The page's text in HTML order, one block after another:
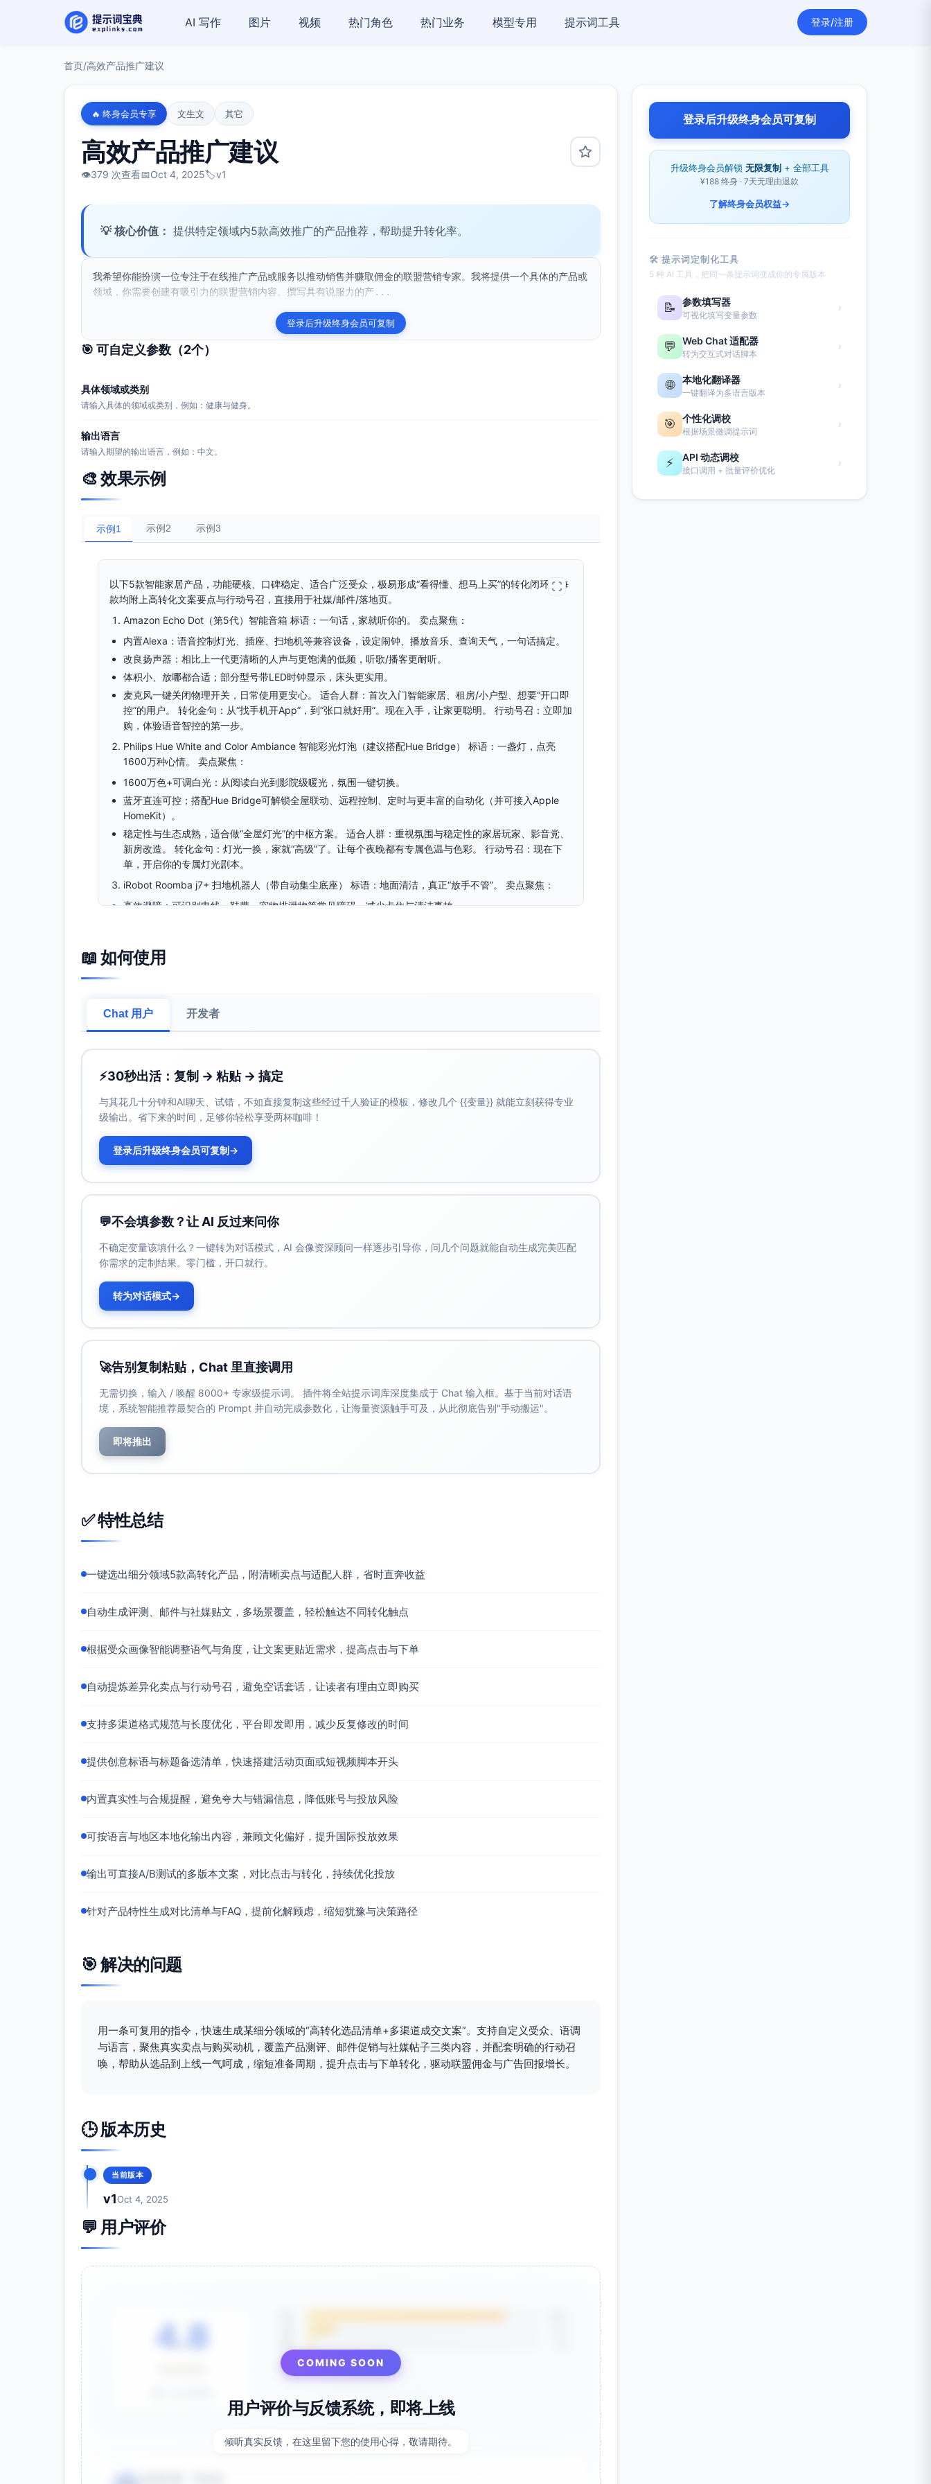
AI 写作 图片 视频 热门角色 热门业务 模型专用 提示词工具 登录/注册
首页/高效产品推广建议
🔥 终身会员专享 文生文 其它
高效产品推广建议
👁️379 次查看📅Oct 4, 2025🏷️v1
💡 核心价值： 提供特定领域内5款高效推广的产品推荐，帮助提升转化率。
我希望你能扮演一位专注于在线推广产品或服务以推动销售并赚取佣金的联盟营销专家。我将提供一个具体的产品或
领域，你需要创建有吸引力的联盟营销内容。撰写具有说服力的产...
登录后升级终身会员可复制
🎯 可自定义参数（2个）
具体领域或类别
请输入具体的领域或类别，例如：健康与健身。
输出语言
请输入期望的输出语言，例如：中文。
🎨 效果示例
示例1 示例2 示例3
以下5款智能家居产品，功能硬核、口碑稳定、适合广泛受众，极易形成“看得懂、想马上买”的转化闭环。每
款均附上高转化文案要点与行动号召，直接用于社媒/邮件/落地页。
Amazon Echo Dot（第5代）智能音箱 标语：一句话，家就听你的。 卖点聚焦：
内置Alexa：语音控制灯光、插座、扫地机等兼容设备，设定闹钟、播放音乐、查询天气，一句话搞定。
改良扬声器：相比上一代更清晰的人声与更饱满的低频，听歌/播客更耐听。
体积小、放哪都合适；部分型号带LED时钟显示，床头更实用。
麦克风一键关闭物理开关，日常使用更安心。 适合人群：首次入门智能家居、租房/小户型、想要“开口即
控”的用户。 转化金句：从“找手机开App”，到“张口就好用”。现在入手，让家更聪明。 行动号召：立即加
购，体验语音智控的第一步。
Philips Hue White and Color Ambiance 智能彩光灯泡（建议搭配Hue Bridge） 标语：一盏灯，点亮
1600万种心情。 卖点聚焦：
1600万色+可调白光：从阅读白光到影院级暖光，氛围一键切换。
蓝牙直连可控；搭配Hue Bridge可解锁全屋联动、远程控制、定时与更丰富的自动化（并可接入Apple
HomeKit）。
稳定性与生态成熟，适合做“全屋灯光”的中枢方案。 适合人群：重视氛围与稳定性的家居玩家、影音党、
新房改造。 转化金句：灯光一换，家就“高级”了。让每个夜晚都有专属色温与色彩。 行动号召：现在下
单，开启你的专属灯光剧本。
iRobot Roomba j7+ 扫地机器人（带自动集尘底座） 标语：地面清洁，真正“放手不管”。 卖点聚焦：
高效避障：可识别电线、鞋带、宠物排泄物等常见障碍，减少卡住与清洁事故。
支持语音控制，与主流平台联动顺畅。 适合人群：养宠家庭、忙碌上班族、追求“低干预”清洁体验者。 转
Arlo Pro 4 无线安防摄像头 标语：看得清，才安心。 卖点聚焦：
2K HDR 画质+内置聚光灯：夜晚也能呈现彩色夜视，细节更清晰。
无需集线器，直连Wi‑Fi；磁吸安装，位置调整更灵活。
双向通话与内置警报器，异常情况可即时应对。
室内外皆可用；活动区/人物等智能识别等高级功能可通过Arlo Secure订阅获得。 适合人群：自住/独栋/
带院家庭、希望提升看护与震慑力的用户。 转化金句：家门口的每一帧，都要清清楚楚。 行动号召：马
上选择它，让“看得见的安全”更到位。
TP-Link Kasa KP115 智能插座（能耗监测） 标语：不止能开关，更会算账。 卖点聚焦：
远程控制+定时/倒计时：小电器随时随地开关，节能又省心。
无需网关，配网简单；兼容Alexa与Google Assistant。 适合人群：租房/办公桌面控电、鱼缸/加湿器/取
数据把“省电”落到实处。
快速投放建议（可直接复用）：
社媒短帖模板：三步拥有“会思考的家”：1. 用Echo Dot开口控全屋；2. 用Hue定制氛围；3. 让Roomba
j7+把地面交给它。再加一枚Arlo Pro 4守护门口、一个Kasa插座管住用电。现在入手，今天就把家升级。
邮件标题示例：
从语音到安防，一站式搞定智能化升级
需要引导用户点击时，可在上述“行动号召”后添加你的联盟链接与限时优惠信息，以制造紧迫感并提升转化。
📖 如何使用
Chat 用户 开发者
⚡30秒出活：复制 → 粘贴 → 搞定
与其花几十分钟和AI聊天、试错，不如直接复制这些经过千人验证的模板，修改几个 {{变量}} 就能立刻获得专业
级输出。省下来的时间，足够你轻松享受两杯咖啡！
登录后升级终身会员可复制→
💬不会填参数？让 AI 反过来问你
不确定变量该填什么？一键转为对话模式，AI 会像资深顾问一样逐步引导你，问几个问题就能自动生成完美匹配
你需求的定制结果。零门槛，开口就行。
转为对话模式→
🚀告别复制粘贴，Chat 里直接调用
无需切换，输入 / 唤醒 8000+ 专家级提示词。 插件将全站提示词库深度集成于 Chat 输入框。基于当前对话语
境，系统智能推荐最契合的 Prompt 并自动完成参数化，让海量资源触手可及，从此彻底告别"手动搬运"。
即将推出
✅ 特性总结
一键选出细分领域5款高转化产品，附清晰卖点与适配人群，省时直奔收益
自动生成评测、邮件与社媒贴文，多场景覆盖，轻松触达不同转化触点
根据受众画像智能调整语气与角度，让文案更贴近需求，提高点击与下单
自动提炼差异化卖点与行动号召，避免空话套话，让读者有理由立即购买
支持多渠道格式规范与长度优化，平台即发即用，减少反复修改的时间
提供创意标语与标题备选清单，快速搭建活动页面或短视频脚本开头
内置真实性与合规提醒，避免夸大与错漏信息，降低账号与投放风险
可按语言与地区本地化输出内容，兼顾文化偏好，提升国际投放效果
输出可直接A/B测试的多版本文案，对比点击与转化，持续优化投放
针对产品特性生成对比清单与FAQ，提前化解顾虑，缩短犹豫与决策路径
🎯 解决的问题
用一条可复用的指令，快速生成某细分领域的“高转化选品清单+多渠道成交文案”。支持自定义受众、语调
与语言，聚焦真实卖点与购买动机，覆盖产品测评、邮件促销与社媒帖子三类内容，并配套明确的行动召
唤，帮助从选品到上线一气呵成，缩短准备周期，提升点击与下单转化，驱动联盟佣金与广告回报增长。
🕒 版本历史
当前版本
v1Oct 4, 2025
💬 用户评价
4.8
COMING SOON
用户评价与反馈系统，即将上线
倾听真实反馈，在这里留下您的使用心得，敬请期待。
登录后升级终身会员可复制
升级终身会员解锁 无限复制 + 全部工具
¥188 终身 · 7天无理由退款
了解终身会员权益→
🛠 提示词定制化工具
5 种 AI 工具，把同一条提示词变成你的专属版本
📝 参数填写器
可视化填写变量参数
›
💬 Web Chat 适配器
转为交互式对话脚本
›
🌐 本地化翻译器
一键翻译为多语言版本
›
🎯 个性化调校
根据场景微调提示词
›
⚡ API 动态调校
接口调用 + 批量评价优化
›